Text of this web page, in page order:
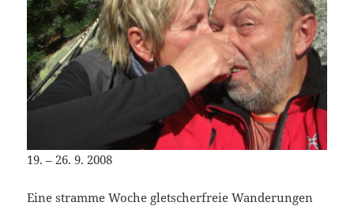
19. – 26. 9. 2008
Eine stramme Woche gletscherfreie Wanderungen